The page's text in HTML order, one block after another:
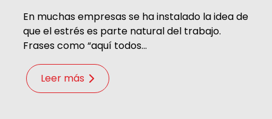
En muchas empresas se ha instalado la idea de
que el estrés es parte natural del trabajo.
Frases como “aquí todos...
Leer más